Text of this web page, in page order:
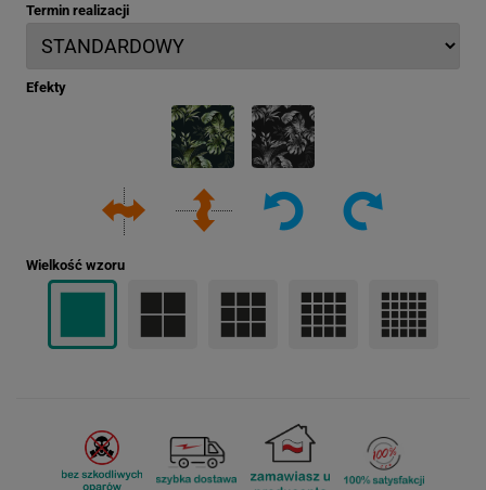
Termin realizacji
Efekty
Wielkość wzoru